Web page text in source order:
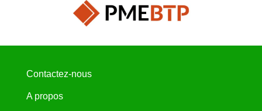
Contactez-nous
A propos